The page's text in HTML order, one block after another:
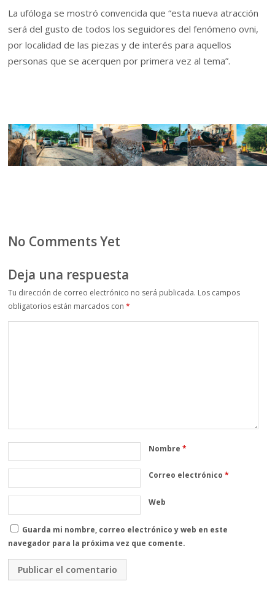
La ufóloga se mostró convencida que “esta nueva atracción
será del gusto de todos los seguidores del fenómeno ovni,
por localidad de las piezas y de interés para aquellos
personas que se acerquen por primera vez al tema”.
No Comments Yet
Deja una respuesta
Tu dirección de correo electrónico no será publicada. Los campos
obligatorios están marcados con*
Nombre*
Correo electrónico*
Web
Guarda mi nombre, correo electrónico y web en este
navegador para la próxima vez que comente.